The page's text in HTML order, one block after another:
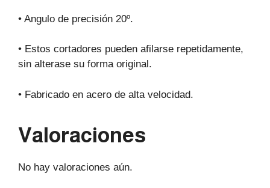
• Angulo de precisión 20º.
• Estos cortadores pueden afilarse repetidamente,
sin alterase su forma original.
• Fabricado en acero de alta velocidad.
Valoraciones
No hay valoraciones aún.